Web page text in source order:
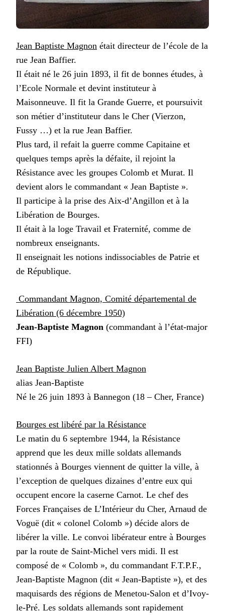
Jean Baptiste Magnon était directeur de l’école de la
rue Jean Baffier.
Il était né le 26 juin 1893, il fit de bonnes études, à
l’Ecole Normale et devint instituteur à
Maisonneuve. Il fit la Grande Guerre, et poursuivit
son métier d’instituteur dans le Cher (Vierzon,
Fussy …) et la rue Jean Baffier.
Plus tard, il refait la guerre comme Capitaine et
quelques temps après la défaite, il rejoint la
Résistance avec les groupes Colomb et Murat. Il
devient alors le commandant « Jean Baptiste ».
Il participe à la prise des Aix-d’Angillon et à la
Libération de Bourges.
Il était à la loge Travail et Fraternité, comme de
nombreux enseignants.
Il enseignait les notions indissociables de Patrie et
de République.
Commandant Magnon, Comité départemental de
Libération (6 décembre 1950)
Jean-Baptiste Magnon (commandant à l’état-major
FFI)
Jean Baptiste Julien Albert Magnon
alias Jean-Baptiste
Né le 26 juin 1893 à Bannegon (18 – Cher, France)
Bourges est libéré par la Résistance
Le matin du 6 septembre 1944, la Résistance
apprend que les deux mille soldats allemands
stationnés à Bourges viennent de quitter la ville, à
l’exception de quelques dizaines d’entre eux qui
occupent encore la caserne Carnot. Le chef des
Forces Françaises de L’Intérieur du Cher, Arnaud de
Voguë (dit « colonel Colomb ») décide alors de
libérer la ville. Le convoi libérateur entre à Bourges
par la route de Saint-Michel vers midi. Il est
composé de « Colomb », du commandant F.T.P.F.,
Jean-Baptiste Magnon (dit « Jean-Baptiste »), et des
maquisards des régions de Menetou-Salon et d’Ivoy-
le-Pré. Les soldats allemands sont rapidement